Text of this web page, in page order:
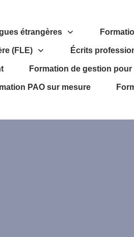
étrangères
(FLE) Écrits
Formation de gestion
PAO sur mesure